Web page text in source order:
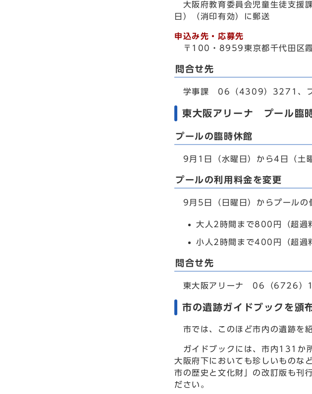
大阪府教育委員会児童生徒支援
日）（消印有効）に郵送
申込み先・応募先
〒100・8959東京都千代田区
問合せ先
学事課 06（4309）3271、
東大阪アリーナ プール臨
プールの臨時休館
9月1日（水曜日）から4日（土
プールの利用料金を変更
9月5日（日曜日）からプールの
大人2時間まで800円（超過
小人2時間まで400円（超過
問合せ先
東大阪アリーナ 06（6726）
市の遺跡ガイドブックを頒
市では、このほど市内の遺跡を
ガイドブックには、市内131か
大阪府下においても珍しいものな
市の歴史と文化財」の改訂版も刊
ださい。